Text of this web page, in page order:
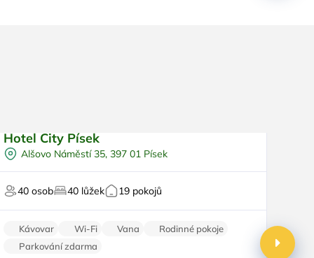
Snídaně
Svatby
Oslavy/párty
Hotel City Písek
Alšovo Náměstí 35, 397 01 Písek
40 osob 40 lůžek 19 pokojů
Kávovar Wi-Fi Vana
Rodinné pokoje
Parkování zdarma